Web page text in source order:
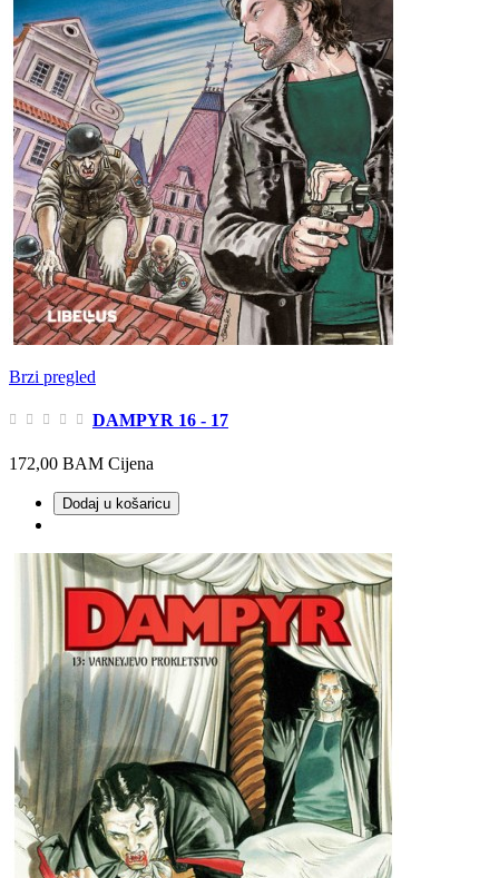
Brzi pregled
DAMPYR 16 - 17
172,00 BAM Cijena
Dodaj u košaricu